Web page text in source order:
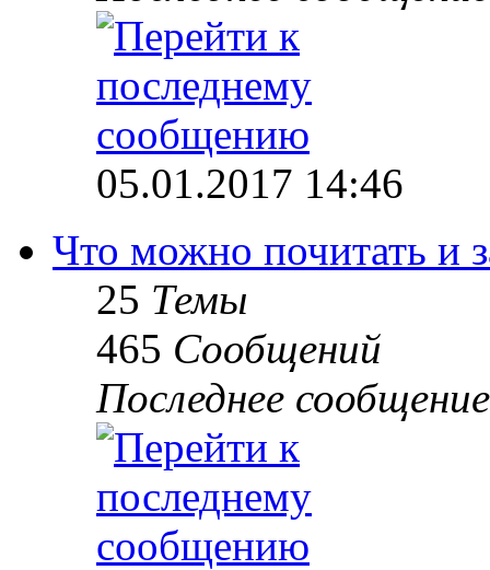
05.01.2017 14:46
Что можно почитать и
25 Темы
465 Сообщений
Последнее сообщение